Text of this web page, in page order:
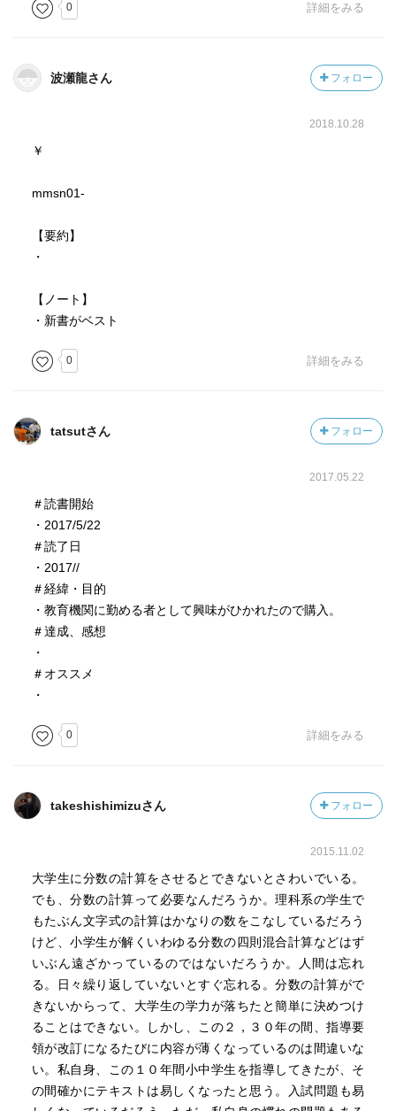
0 詳細をみる
波瀬龍さん フォロー
2018.10.28
￥
mmsn01-
【要約】
・
【ノート】
・新書がベスト
0 詳細をみる
tatsutさん フォロー
2017.05.22
＃読書開始
・2017/5/22
＃読了日
・2017//
＃経緯・目的
・教育機関に勤める者として興味がひかれたので購入。
＃達成、感想
・
＃オススメ
・
0 詳細をみる
takeshishimizuさん フォロー
2015.11.02
大学生に分数の計算をさせるとできないとさわいでいる。
でも、分数の計算って必要なんだろうか。理科系の学生で
もたぶん文字式の計算はかなりの数をこなしているだろう
けど、小学生が解くいわゆる分数の四則混合計算などはず
いぶん遠ざかっているのではないだろうか。人間は忘れ
る。日々繰り返していないとすぐ忘れる。分数の計算がで
きないからって、大学生の学力が落ちたと簡単に決めつけ
ることはできない。しかし、この２，３０年の間、指導要
領が改訂になるたびに内容が薄くなっているのは間違いな
い。私自身、この１０年間小中学生を指導してきたが、そ
の間確かにテキストは易しくなったと思う。入試問題も易